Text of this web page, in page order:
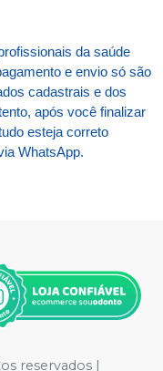
da saúde
e envio só são
cadastrais e dos
após você finalizar
esteja correto
WhatsApp.
reservados |